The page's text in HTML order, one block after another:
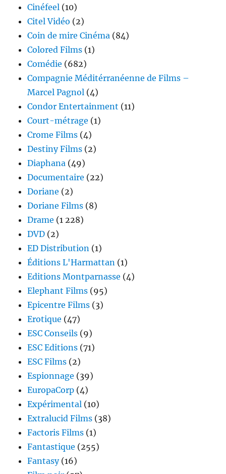
Cinéfeel (10)
Citel Vidéo (2)
Coin de mire Cinéma (84)
Colored Films (1)
Comédie (682)
Compagnie Méditérranéenne de Films –
Marcel Pagnol (4)
Condor Entertainment (11)
Court-métrage (1)
Crome Films (4)
Destiny Films (2)
Diaphana (49)
Documentaire (22)
Doriane (2)
Doriane Films (8)
Drame (1 228)
DVD (2)
ED Distribution (1)
Éditions L'Harmattan (1)
Editions Montparnasse (4)
Elephant Films (95)
Epicentre Films (3)
Erotique (47)
ESC Conseils (9)
ESC Editions (71)
ESC Films (2)
Espionnage (39)
EuropaCorp (4)
Expérimental (10)
Extralucid Films (38)
Factoris Films (1)
Fantastique (255)
Fantasy(16)